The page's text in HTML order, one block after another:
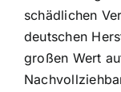
schädlichen
deutschen
großen Wert